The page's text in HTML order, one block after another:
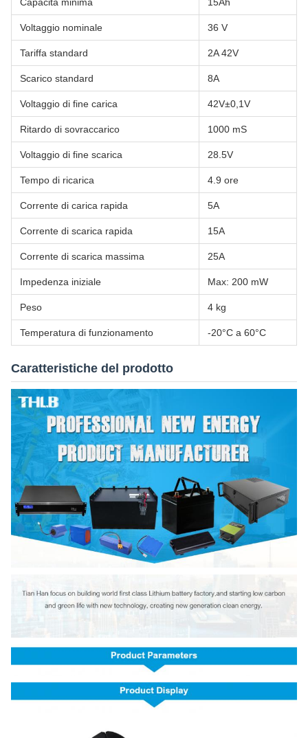
Voltaggio nominale 36 V
Tariffa standard 2A 42V
Scarico standard 8A
Voltaggio di fine carica 42V±0,1V
Ritardo di sovraccarico 1000 mS
Voltaggio di fine scarica 28.5V
Tempo di ricarica 4.9 ore
Corrente di carica rapida 5A
Corrente di scarica rapida 15A
Corrente di scarica massima 25A
Impedenza iniziale Max: 200 mW
Peso 4 kg
Temperatura di funzionamento -20°C a 60°C
Caratteristiche del prodotto